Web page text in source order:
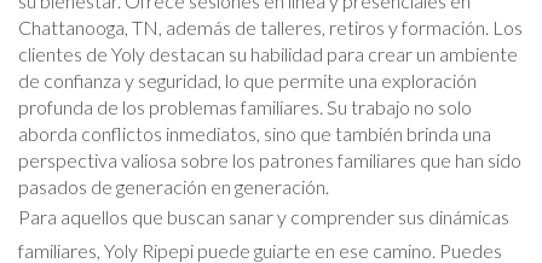
Chattanooga, TN, además de talleres, retiros y formación. Los
clientes de Yoly destacan su habilidad para crear un ambiente
de confianza y seguridad, lo que permite una exploración
profunda de los problemas familiares. Su trabajo no solo
aborda conflictos inmediatos, sino que también brinda una
perspectiva valiosa sobre los patrones familiares que han sido
pasados de generación en generación.
Para aquellos que buscan sanar y comprender sus dinámicas
familiares, Yoly Ripepi puede guiarte en ese camino. Puedes